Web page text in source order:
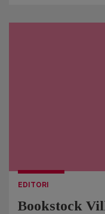
EDITORI
Bookstock